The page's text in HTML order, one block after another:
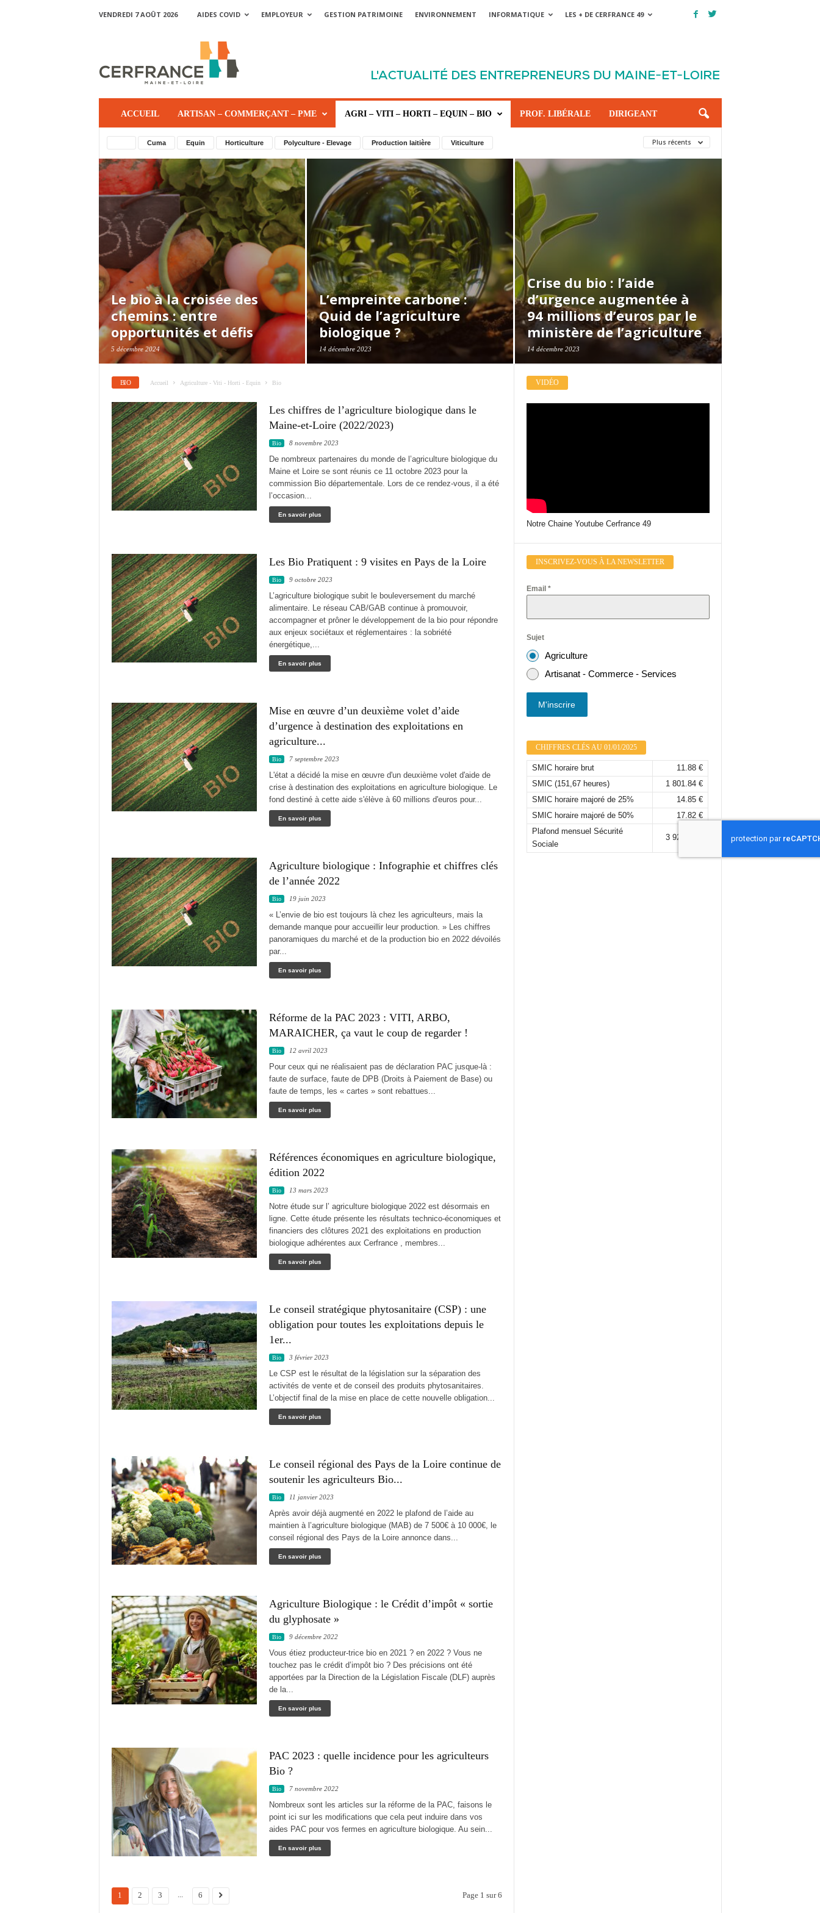
VENDREDI 7 AOÛT 2026 AIDES COVID EMPLOYEUR GESTION PATRIMOINE ENVIRONNEMENT INFORMATIQUE LES + DE CERFRANCE 49
ACCUEIL ARTISAN – COMMERÇANT – PME AGRI – VITI – HORTI – EQUIN – BIO PROF. LIBÉRALE DIRIGEANT
Cuma Equin Horticulture Polyculture - Elevage Production laitière Viticulture Plus récents
Le bio à la croisée des
chemins : entre
opportunités et défis
5 décembre 2024
L’empreinte carbone :
Quid de l’agriculture
biologique ?
14 décembre 2023
Crise du bio : l’aide
d’urgence augmentée à
94 millions d’euros par le
ministère de l’agriculture
14 décembre 2023
BIO Accueil Agriculture - Viti - Horti - Equin Bio
Les chiffres de l’agriculture biologique dans le
Maine-et-Loire (2022/2023)
Bio 8 novembre 2023
De nombreux partenaires du monde de l’agriculture biologique du
Maine et Loire se sont réunis ce 11 octobre 2023 pour la
commission Bio départementale. Lors de ce rendez-vous, il a été
l’occasion...
En savoir plus
Les Bio Pratiquent : 9 visites en Pays de la Loire
Bio 9 octobre 2023
L’agriculture biologique subit le bouleversement du marché
alimentaire. Le réseau CAB/GAB continue à promouvoir,
accompagner et prôner le développement de la bio pour répondre
aux enjeux sociétaux et réglementaires : la sobriété
énergétique,...
En savoir plus
Mise en œuvre d’un deuxième volet d’aide
d’urgence à destination des exploitations en
agriculture...
Bio 7 septembre 2023
L'état a décidé la mise en œuvre d'un deuxième volet d'aide de
crise à destination des exploitations en agriculture biologique. Le
fond destiné à cette aide s'élève à 60 millions d'euros pour...
En savoir plus
Agriculture biologique : Infographie et chiffres clés
de l’année 2022
Bio 19 juin 2023
« L’envie de bio est toujours là chez les agriculteurs, mais la
demande manque pour accueillir leur production. » Les chiffres
panoramiques du marché et de la production bio en 2022 dévoilés
par...
En savoir plus
Réforme de la PAC 2023 : VITI, ARBO,
MARAICHER, ça vaut le coup de regarder !
Bio 12 avril 2023
Pour ceux qui ne réalisaient pas de déclaration PAC jusque-là :
faute de surface, faute de DPB (Droits à Paiement de Base) ou
faute de temps, les « cartes » sont rebattues...
En savoir plus
Références économiques en agriculture biologique,
édition 2022
Bio 13 mars 2023
Notre étude sur l’ agriculture biologique 2022 est désormais en
ligne. Cette étude présente les résultats technico-économiques et
financiers des clôtures 2021 des exploitations en production
biologique adhérentes aux Cerfrance , membres...
En savoir plus
Le conseil stratégique phytosanitaire (CSP) : une
obligation pour toutes les exploitations depuis le
1er...
Bio 3 février 2023
Le CSP est le résultat de la législation sur la séparation des
activités de vente et de conseil des produits phytosanitaires.
L’objectif final de la mise en place de cette nouvelle obligation...
En savoir plus
Le conseil régional des Pays de la Loire continue de
soutenir les agriculteurs Bio...
Bio 11 janvier 2023
Après avoir déjà augmenté en 2022 le plafond de l’aide au
maintien à l’agriculture biologique (MAB) de 7 500€ à 10 000€, le
conseil régional des Pays de la Loire annonce dans...
En savoir plus
Agriculture Biologique : le Crédit d’impôt « sortie
du glyphosate »
Bio 9 décembre 2022
Vous étiez producteur-trice bio en 2021 ? en 2022 ? Vous ne
touchez pas le crédit d’impôt bio ? Des précisions ont été
apportées par la Direction de la Législation Fiscale (DLF) auprès
de la...
En savoir plus
PAC 2023 : quelle incidence pour les agriculteurs
Bio ?
Bio 7 novembre 2022
Nombreux sont les articles sur la réforme de la PAC, faisons le
point ici sur les modifications que cela peut induire dans vos
aides PAC pour vos fermes en agriculture biologique. Au sein...
En savoir plus
1 2 3 ... 6 Page 1 sur 6
VIDÉO
Notre Chaine Youtube Cerfrance 49
INSCRIVEZ-VOUS À LA NEWSLETTER
Email *
Sujet
Agriculture
Artisanat - Commerce - Services
M'inscrire
CHIFFRES CLÉS AU 01/01/2025
SMIC horaire brut
11.88 €
SMIC (151,67 heures)
1 801.84 €
SMIC horaire majoré de 25%
14.85 €
SMIC horaire majoré de 50%
17.82 €
Plafond mensuel Sécurité
Sociale
3 925,00 €